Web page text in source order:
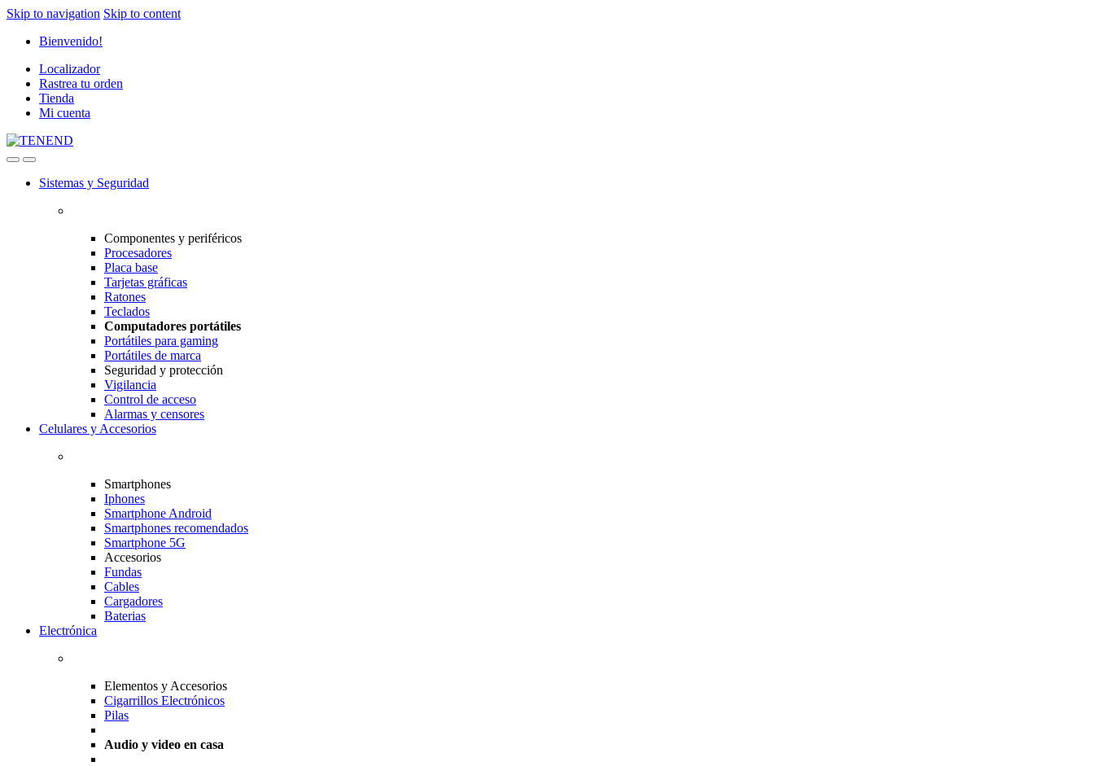
Skip to navigation Skip to content
Bienvenido!
Localizador
Rastrea tu orden
Tienda
Mi cuenta
Sistemas y Seguridad
Componentes y periféricos
Procesadores
Placa base
Tarjetas gráficas
Ratones
Teclados
Computadores portátiles
Portátiles para gaming
Portátiles de marca
Seguridad y protección
Vigilancia
Control de acceso
Alarmas y censores
Celulares y Accesorios
Smartphones
Iphones
Smartphone Android
Smartphones recomendados
Smartphone 5G
Accesorios
Fundas
Cables
Cargadores
Baterias
Electrónica
Elementos y Accesorios
Cigarrillos Electrónicos
Pilas
Audio y video en casa